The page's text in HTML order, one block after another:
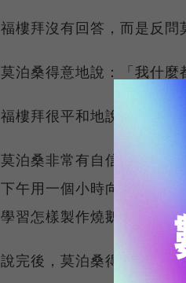
福樓拜沒有回答，而是反問
莫泊桑得意地說：「我什麼
福樓拜很平和地說：「那好
莫泊桑非常有自信地說：
下午用一個小時向鄰居學
學習怎樣製作燒鵝；星期天
說完後，莫泊桑得意地反